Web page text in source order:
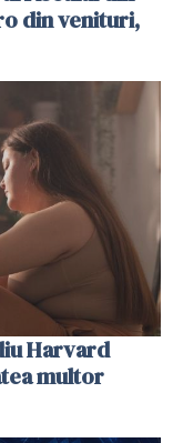
din venituri,
Harvard
multor